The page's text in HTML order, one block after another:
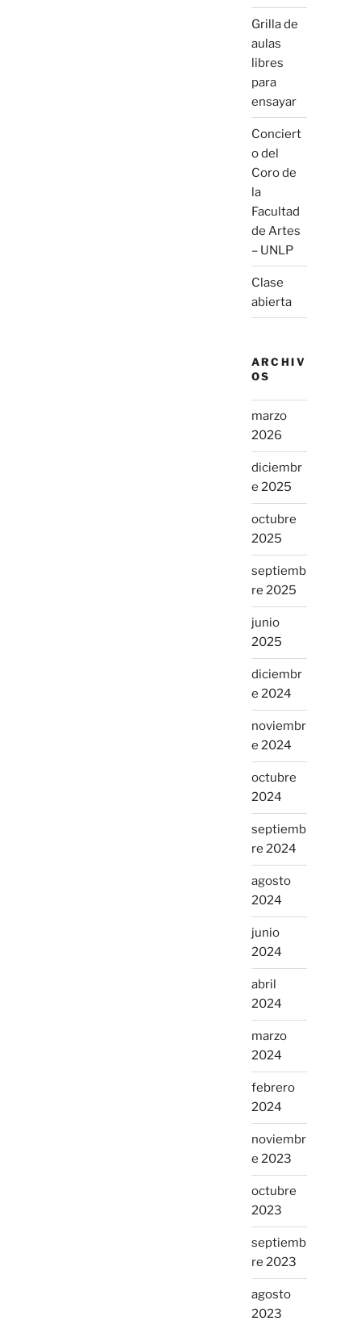
Grilla de
aulas
libres
para
ensayar
Conciert
o del
Coro de
la
Facultad
de Artes
– UNLP
Clase
abierta
ARCHIV
OS
marzo
2026
diciembr
e 2025
octubre
2025
septiemb
re 2025
junio
2025
diciembr
e 2024
noviembr
e 2024
octubre
2024
septiemb
re 2024
agosto
2024
junio
2024
abril
2024
marzo
2024
febrero
2024
noviembr
e 2023
octubre
2023
septiemb
re 2023
agosto
2023